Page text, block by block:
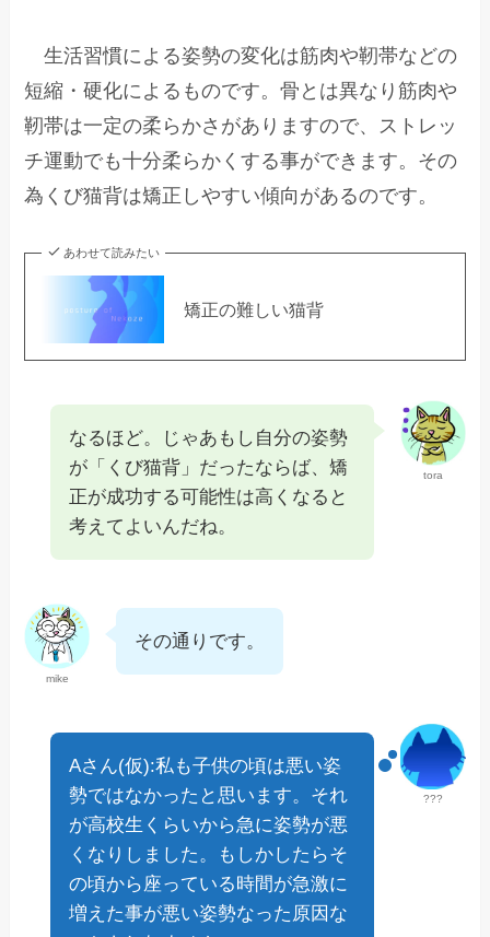
生活習慣による姿勢の変化は筋肉や靭帯などの
短縮・硬化によるものです。骨とは異なり筋肉や
靭帯は一定の柔らかさがありますので、ストレッ
チ運動でも十分柔らかくする事ができます。その
為くび猫背は矯正しやすい傾向があるのです。
あわせて読みたい
矯正の難しい猫背
tora
なるほど。じゃあもし自分の姿勢
が「くび猫背」だったならば、矯
正が成功する可能性は高くなると
考えてよいんだね。
mike
その通りです。
???
Aさん(仮):私も子供の頃は悪い姿
勢ではなかったと思います。それ
が高校生くらいから急に姿勢が悪
くなりしました。もしかしたらそ
の頃から座っている時間が急激に
増えた事が悪い姿勢なった原因な